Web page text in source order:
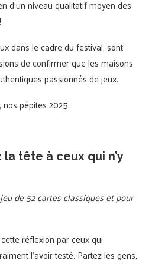
d’un niveau qualitatif moyen des
dans le cadre du festival, sont
de confirmer que les maisons
passionnés de jeux.
pépites 2025.
tête à ceux qui n’y
de 52 cartes classiques et pour
réflexion par ceux qui
l’avoir testé. Partez les gens,